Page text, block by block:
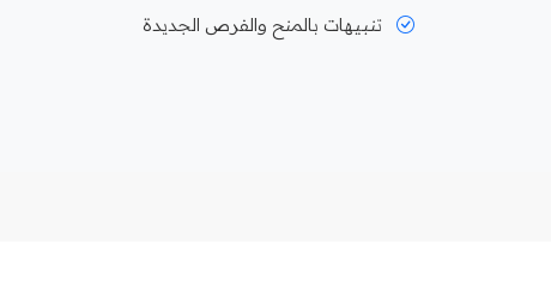
تنبيهات بالمنح والفرص الجديدة